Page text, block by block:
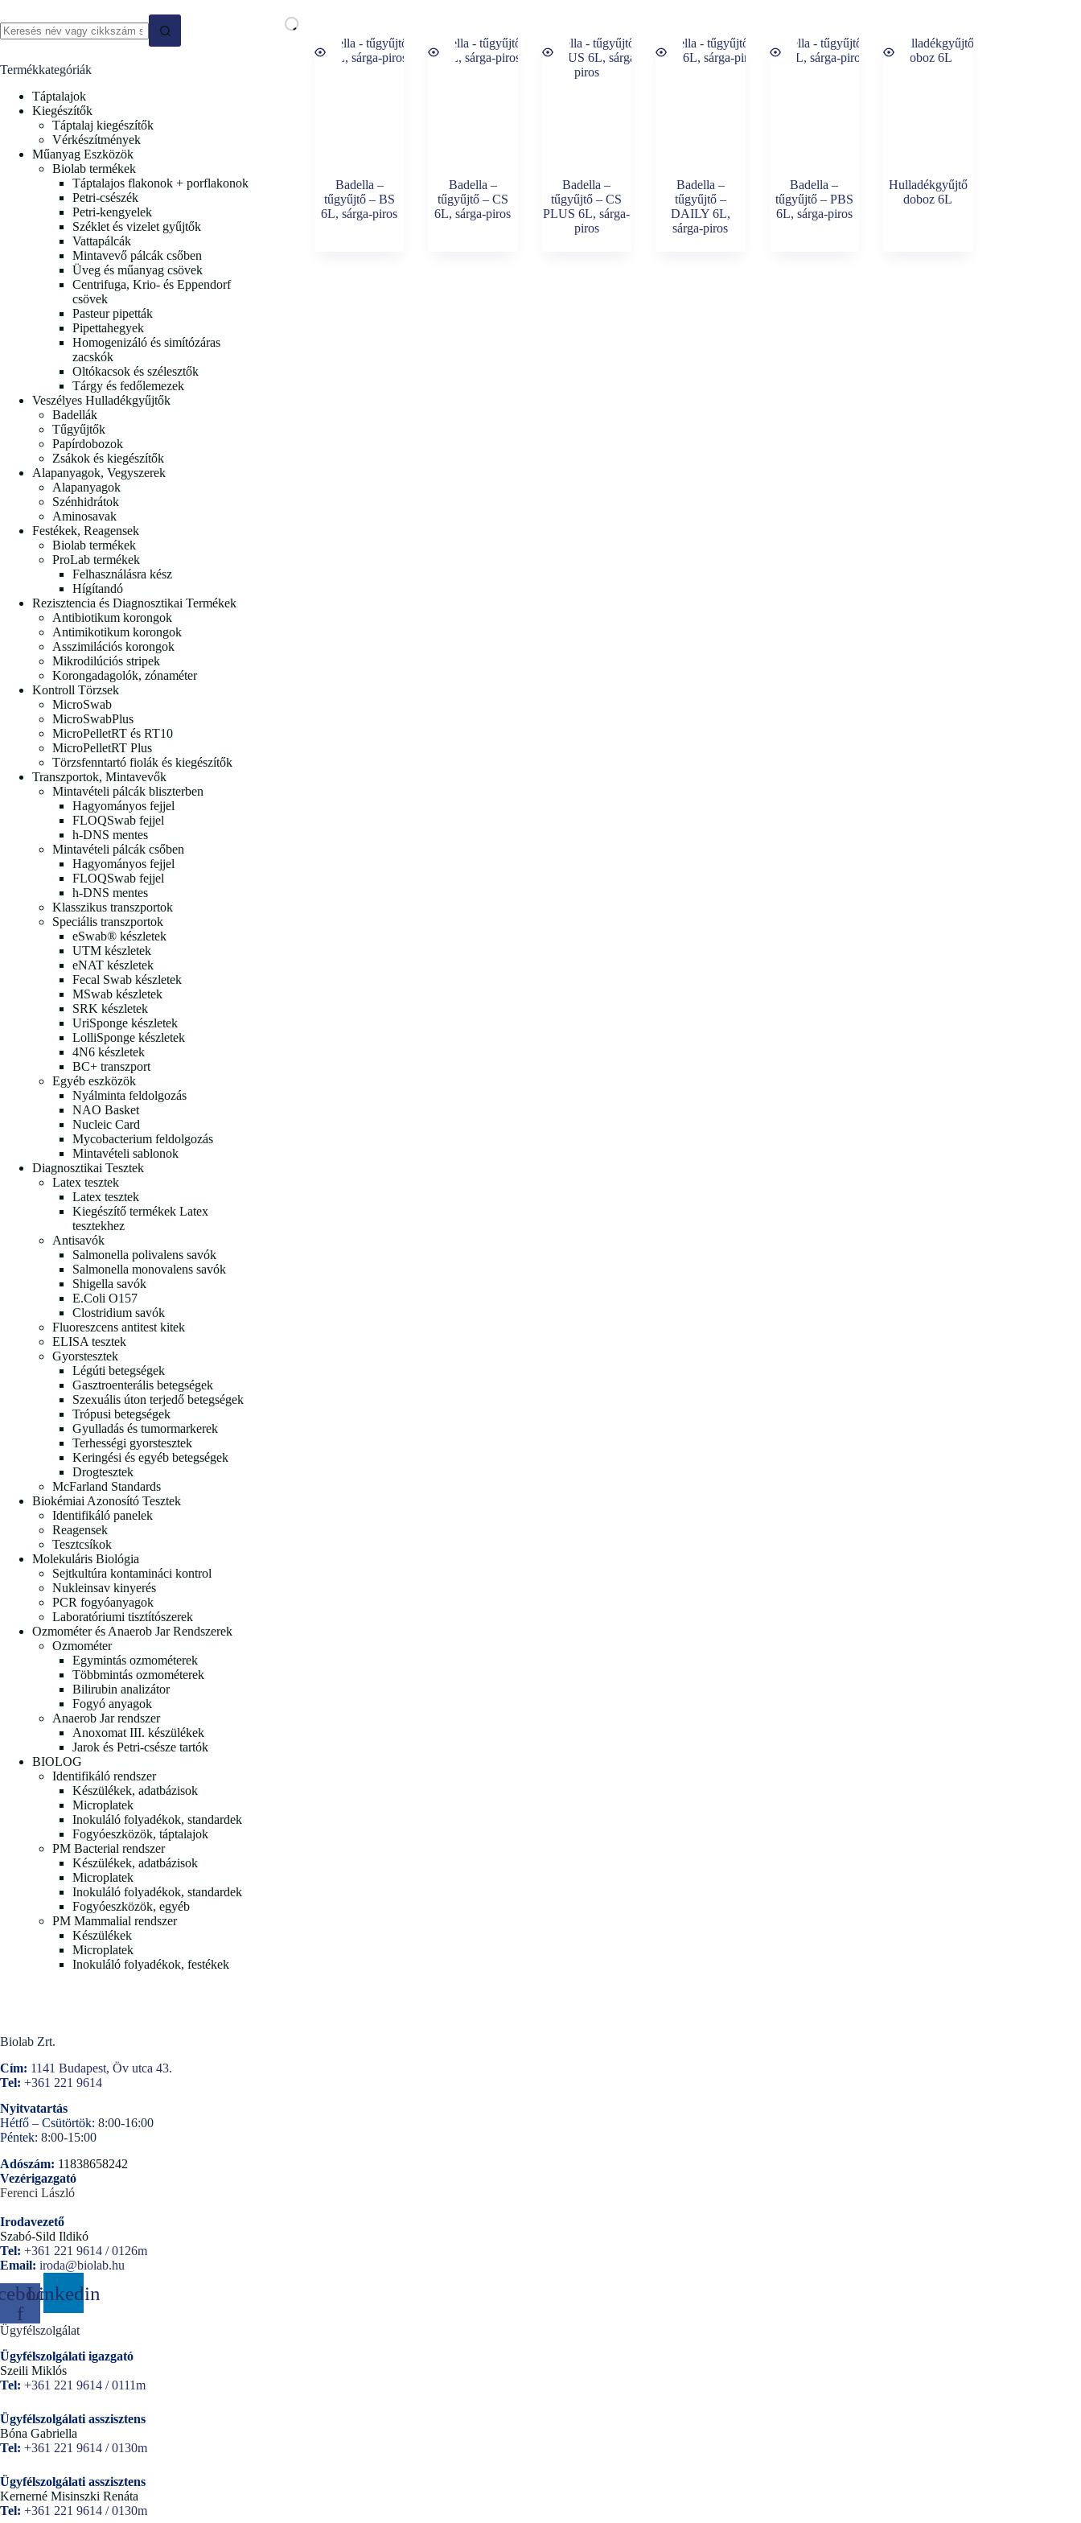
Badella –
tűgyűjtő – BS
6L, sárga-piros
Badella –
tűgyűjtő – CS
6L, sárga-piros
Badella –
tűgyűjtő – CS
PLUS 6L, sárga-
piros
Badella –
tűgyűjtő –
DAILY 6L,
sárga-piros
Badella –
tűgyűjtő – PBS
6L, sárga-piros
Hulladékgyűjtő
doboz 6L
results
Termékkategóriák
Táptalajok
Kiegészítők
Táptalaj kiegészítők
Vérkészítmények
Műanyag Eszközök
Biolab termékek
Táptalajos flakonok + porflakonok
Petri-csészék
Petri-kengyelek
Széklet és vizelet gyűjtők
Vattapálcák
Mintavevő pálcák csőben
Üveg és műanyag csövek
Centrifuga, Krio- és Eppendorf
csövek
Pasteur pipetták
Pipettahegyek
Homogenizáló és simítózáras
zacskók
Oltókacsok és szélesztők
Tárgy és fedőlemezek
Veszélyes Hulladékgyűjtők
Badellák
Tűgyűjtők
Papírdobozok
Zsákok és kiegészítők
Alapanyagok, Vegyszerek
Alapanyagok
Szénhidrátok
Aminosavak
Festékek, Reagensek
Biolab termékek
ProLab termékek
Felhasználásra kész
Hígítandó
Rezisztencia és Diagnosztikai Termékek
Antibiotikum korongok
Antimikotikum korongok
Asszimilációs korongok
Mikrodilúciós stripek
Korongadagolók, zónaméter
Kontroll Törzsek
MicroSwab
MicroSwabPlus
MicroPelletRT és RT10
MicroPelletRT Plus
Törzsfenntartó fiolák és kiegészítők
Transzportok, Mintavevők
Mintavételi pálcák bliszterben
Hagyományos fejjel
FLOQSwab fejjel
h-DNS mentes
Mintavételi pálcák csőben
Hagyományos fejjel
FLOQSwab fejjel
h-DNS mentes
Klasszikus transzportok
Speciális transzportok
eSwab® készletek
UTM készletek
eNAT készletek
Fecal Swab készletek
MSwab készletek
SRK készletek
UriSponge készletek
LolliSponge készletek
4N6 készletek
BC+ transzport
Egyéb eszközök
Nyálminta feldolgozás
NAO Basket
Nucleic Card
Mycobacterium feldolgozás
Mintavételi sablonok
Diagnosztikai Tesztek
Latex tesztek
Latex tesztek
Kiegészítő termékek Latex
tesztekhez
Antisavók
Salmonella polivalens savók
Salmonella monovalens savók
Shigella savók
E.Coli O157
Clostridium savók
Fluoreszcens antitest kitek
ELISA tesztek
Gyorstesztek
Légúti betegségek
Gasztroenterális betegségek
Szexuális úton terjedő betegségek
Trópusi betegségek
Gyulladás és tumormarkerek
Terhességi gyorstesztek
Keringési és egyéb betegségek
Drogtesztek
McFarland Standards
Biokémiai Azonosító Tesztek
Identifikáló panelek
Reagensek
Tesztcsíkok
Molekuláris Biológia
Sejtkultúra kontamináci kontrol
Nukleinsav kinyerés
PCR fogyóanyagok
Laboratóriumi tisztítószerek
Ozmométer és Anaerob Jar Rendszerek
Ozmométer
Egymintás ozmométerek
Többmintás ozmométerek
Bilirubin analizátor
Fogyó anyagok
Anaerob Jar rendszer
Anoxomat III. készülékek
Jarok és Petri-csésze tartók
BIOLOG
Identifikáló rendszer
Készülékek, adatbázisok
Microplatek
Inokuláló folyadékok, standardek
Fogyóeszközök, táptalajok
PM Bacterial rendszer
Készülékek, adatbázisok
Microplatek
Inokuláló folyadékok, standardek
Fogyóeszközök, egyéb
PM Mammalial rendszer
Készülékek
Microplatek
Inokuláló folyadékok, festékek
Biolab Zrt.
Cím: 1141 Budapest, Öv utca 43.
Tel: +361 221 9614
Nyitvatartás
Hétfő – Csütörtök: 8:00-16:00
Péntek: 8:00-15:00
Adószám: 11838658242
Vezérigazgató
Ferenci László
Irodavezető
Szabó-Sild Ildikó
Tel: +361 221 9614 / 0126m
Email: iroda@biolab.hu
f
Linkedin
Ügyfélszolgálat
Ügyfélszolgálati igazgató
Szeili Miklós
Tel: +361 221 9614 / 0111m
Ügyfélszolgálati asszisztens
Bóna Gabriella
Tel: +361 221 9614 / 0130m
Ügyfélszolgálati asszisztens
Kernerné Misinszki Renáta
Tel: +361 221 9614 / 0130m